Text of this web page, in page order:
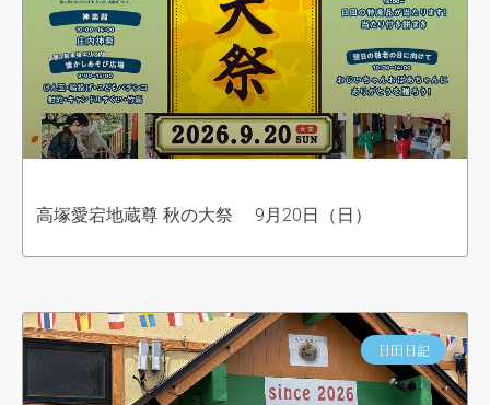
高塚愛宕地蔵尊 秋の大祭 9月20日（日）
日田日記